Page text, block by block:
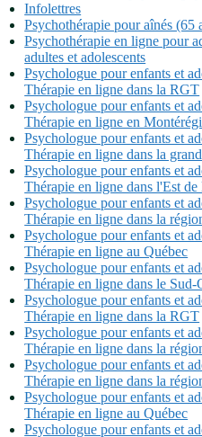
Infolettres
Psychothérapie pour aînés (65
Psychothérapie en ligne pour
adultes et adolescents
Psychologue pour enfants et
Thérapie en ligne dans la RGT
Psychologue pour enfants et
Thérapie en ligne en
Psychologue pour enfants et
Thérapie en ligne dans la
Psychologue pour enfants et
Thérapie en ligne dans l'Est
Psychologue pour enfants et
Thérapie en ligne dans la
Psychologue pour enfants et
Thérapie en ligne au Québec
Psychologue pour enfants et
Thérapie en ligne dans le
Psychologue pour enfants et
Thérapie en ligne dans la RGT
Psychologue pour enfants et
Thérapie en ligne dans la
Psychologue pour enfants et
Thérapie en ligne dans la
Psychologue pour enfants et
Thérapie en ligne au Québec
Psychologue pour enfants et